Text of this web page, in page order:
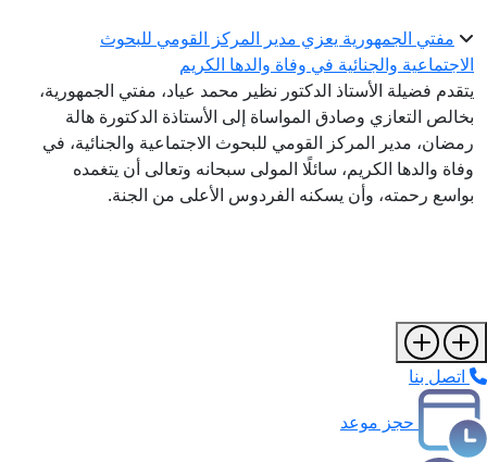
مفتي الجمهورية يعزي مدير المركز القومي للبحوث
الاجتماعية والجنائية في وفاة والدها الكريم
يتقدم فضيلة الأستاذ الدكتور نظير محمد عياد، مفتي الجمهورية،
بخالص التعازي وصادق المواساة إلى الأستاذة الدكتورة هالة
رمضان، مدير المركز القومي للبحوث الاجتماعية والجنائية، في
وفاة والدها الكريم، سائلًا المولى سبحانه وتعالى أن يتغمده
بواسع رحمته، وأن يسكنه الفردوس الأعلى من الجنة.
اتصل بنا
حجز موعد